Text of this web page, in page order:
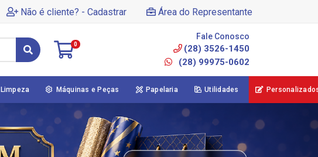
Não é cliente? - Cadastrar Área do Representante
0
Fale Conosco
(28) 3526-1450
(28) 99975-0602
Limpeza Máquinas e Peças Papelaria Utilidades